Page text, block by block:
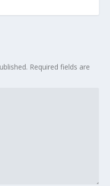
Required fields are